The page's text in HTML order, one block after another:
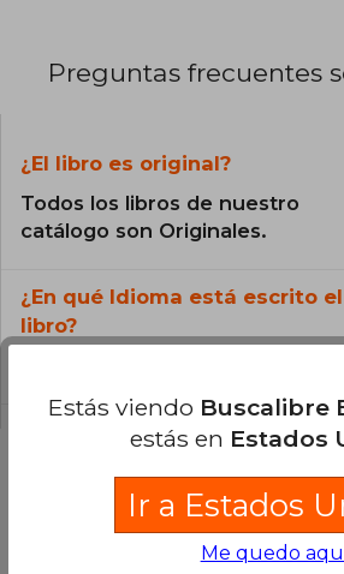
Preguntas frecuentes
¿El libro es original?
Todos los libros de nuestro
catálogo son Originales.
¿En qué Idioma está escrito el
libro?
Preguntas y respuestas
Estás viendo Buscalibre
estás en Estados
Ir a Estados
Me quedo